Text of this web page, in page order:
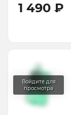
1 490 ₽